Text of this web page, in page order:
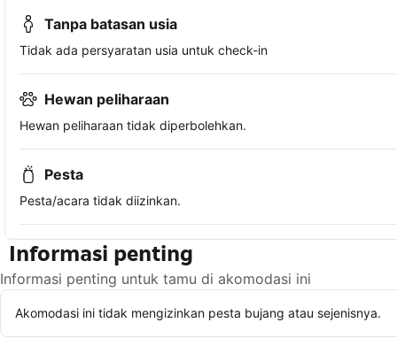
Tanpa batasan usia
Tidak ada persyaratan usia untuk check-in
Hewan peliharaan
Hewan peliharaan tidak diperbolehkan.
Pesta
Pesta/acara tidak diizinkan.
Informasi penting
Informasi penting untuk tamu di akomodasi ini
Akomodasi ini tidak mengizinkan pesta bujang atau sejenisnya.